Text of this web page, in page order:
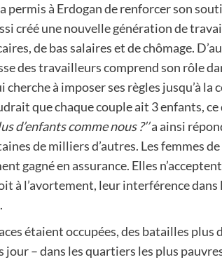
permis à Erdogan de renforcer son
créé une nouvelle génération de
de bas salaires et de chômage.
des travailleurs comprend son rôle
à imposer ses règles jusqu’à la
que chaque couple ait 3 enfants,
d’enfants comme nous ?’’a ainsi
de milliers d’autres. Les femmes
gagné en assurance. Elles
à l’avortement, leur interférence
étaient occupées, des batailles plus
– dans les quartiers les plus